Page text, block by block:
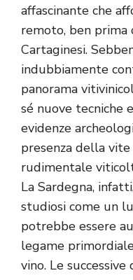
affascinante che
remoto, ben prima
Cartaginesi.
indubbiamente
panorama
sé nuove tecniche
evidenze
presenza della
rudimentale
La Sardegna,
studiosi come un
potrebbe essere
legame
vino. Le